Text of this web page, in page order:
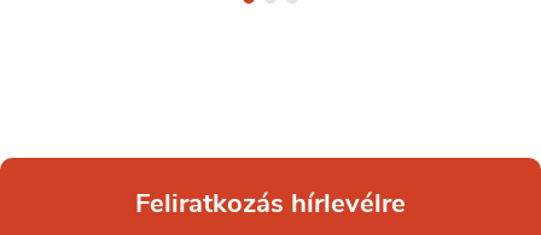
Feliratkozás hírlevélre